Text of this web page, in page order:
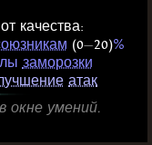
качества:
(0—20)%
заморозки
атак
окне умений.